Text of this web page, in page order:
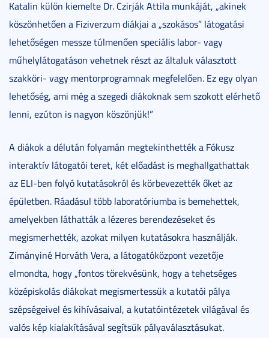
Katalin külön kiemelte Dr. Czirják Attila munkáját, „akinek
köszönhetően a Fiziverzum diákjai a „szokásos” látogatási
lehetőségen messze túlmenően speciális labor- vagy
műhelylátogatáson vehetnek részt az általuk választott
szakköri- vagy mentorprogramnak megfelelően. Ez egy olyan
lehetőség, ami még a szegedi diákoknak sem szokott elérhető
lenni, ezúton is nagyon köszönjük!”
A diákok a délután folyamán megtekinthették a Fókusz
interaktív látogatói teret, két előadást is meghallgathattak
az ELI-ben folyó kutatásokról és körbevezették őket az
épületben. Ráadásul több laboratóriumba is bemehettek,
amelyekben láthatták a lézeres berendezéseket és
megismerhették, azokat milyen kutatásokra használják.
Zimányiné Horváth Vera, a látogatóközpont vezetője
elmondta, hogy „fontos törekvésünk, hogy a tehetséges
középiskolás diákokat megismertessük a kutatói pálya
szépségeivel és kihívásaival, a kutatóintézetek világával és
valós kép kialakításával segítsük pályaválasztásukat.